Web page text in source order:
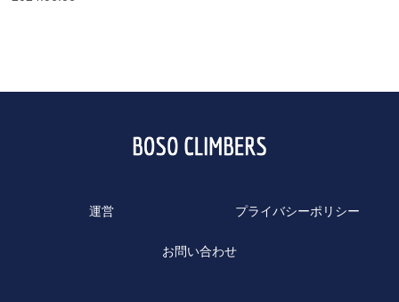
運営 プライバシーポリシー
お問い合わせ